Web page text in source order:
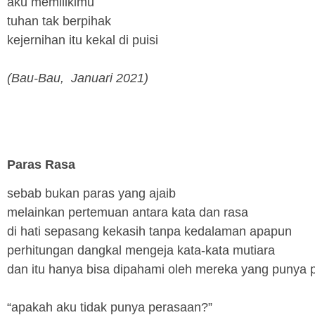
tuhan tak berpihak
kejernihan itu kekal di puisi
(Bau-Bau, Januari 2021)
Paras Rasa
sebab bukan paras yang ajaib
melainkan pertemuan antara kata dan rasa
di hati sepasang kekasih tanpa kedalaman apapun
perhitungan dangkal mengeja kata-kata mutiara
dan itu hanya bisa dipahami oleh mereka yang punya
“apakah aku tidak punya perasaan?”